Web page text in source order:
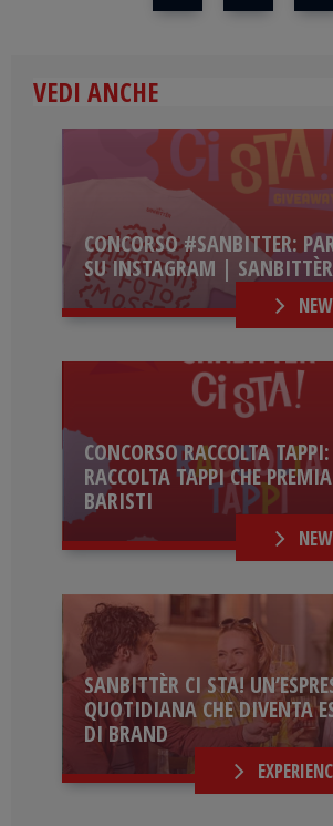
VEDI ANCHE
CONCORSO #SANBITTER:
SU INSTAGRAM | SANBITTÈR
CONCORSO RACCOLTA
RACCOLTA TAPPI CHE
BARISTI
SANBITTÈR CI STA!
QUOTIDIANA CHE DIVENTA
DI BRAND